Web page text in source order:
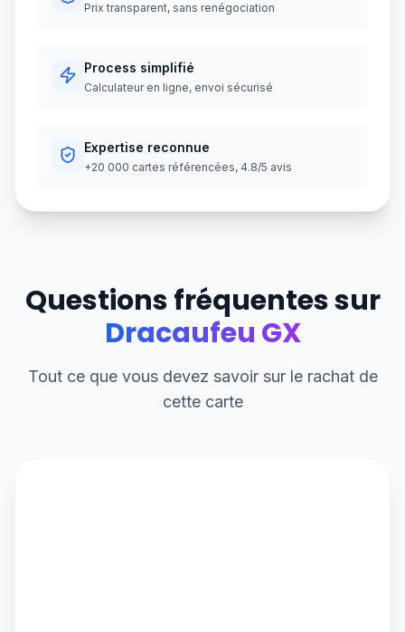
Prix transparent, sans renégociation
Process simplifié
Calculateur en ligne, envoi sécurisé
Expertise reconnue
+20 000 cartes référencées, 4.8/5 avis
Questions fréquentes sur
Dracaufeu GX
Tout ce que vous devez savoir sur le rachat de
cette carte